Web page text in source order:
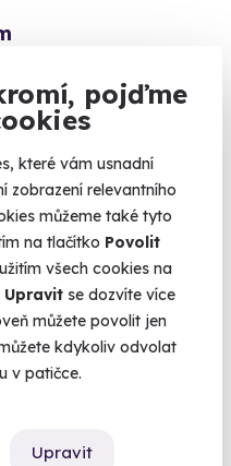
pojďme
které vám usnadní
zobrazení relevantního
můžeme také tyto
na tlačítko Povolit
všech cookies na
Upravit se dozvíte více
můžete povolit jen
kdykoliv odvolat
v patičce.
Upravit